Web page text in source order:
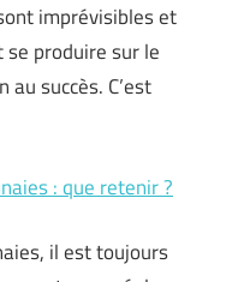
imprévisibles et
produire sur le
succès. C’est
: que retenir ?
il est toujours